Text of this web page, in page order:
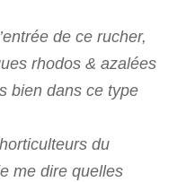
de ce rucher,
rhodos & azalées
bien dans ce type
du
me dire quelles